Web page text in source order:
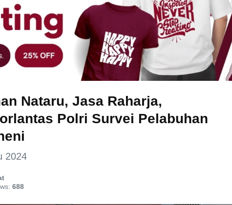
Nataru, Jasa Raharja,
Polri Survei Pelabuhan
2024
688